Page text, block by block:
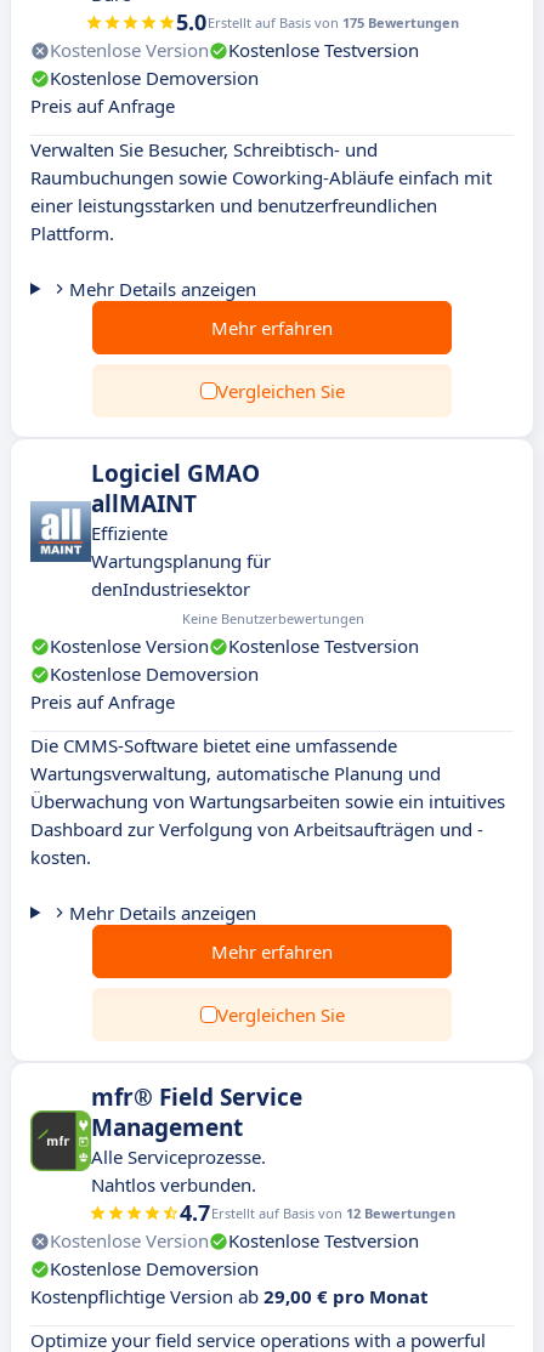
5.0Erstellt auf Basis von 175 Bewertungen
Kostenlose Version
Kostenlose Testversion
Kostenlose Demoversion
Preis auf Anfrage
Verwalten Sie Besucher, Schreibtisch- und
Raumbuchungen sowie Coworking-Abläufe einfach mit
einer leistungsstarken und benutzerfreundlichen
Plattform.
Mehr Details anzeigen
Mehr erfahren
Vergleichen Sie
Logiciel GMAO
allMAINT
Effiziente
Wartungsplanung für
denIndustriesektor
Keine Benutzerbewertungen
Kostenlose Version
Kostenlose Testversion
Kostenlose Demoversion
Preis auf Anfrage
Die CMMS-Software bietet eine umfassende
Wartungsverwaltung, automatische Planung und
Überwachung von Wartungsarbeiten sowie ein intuitives
Dashboard zur Verfolgung von Arbeitsaufträgen und -
kosten.
Mehr Details anzeigen
Mehr erfahren
Vergleichen Sie
mfr® Field Service
Management
Alle Serviceprozesse.
Nahtlos verbunden.
4.7Erstellt auf Basis von 12 Bewertungen
Kostenlose Version
Kostenlose Testversion
Kostenlose Demoversion
Kostenpflichtige Version ab 29,00 € pro Monat
Optimize your field service operations with a powerful